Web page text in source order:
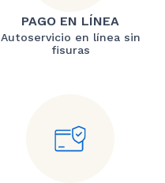
PAGO EN LÍNEA
Autoservicio en línea sin
fisuras